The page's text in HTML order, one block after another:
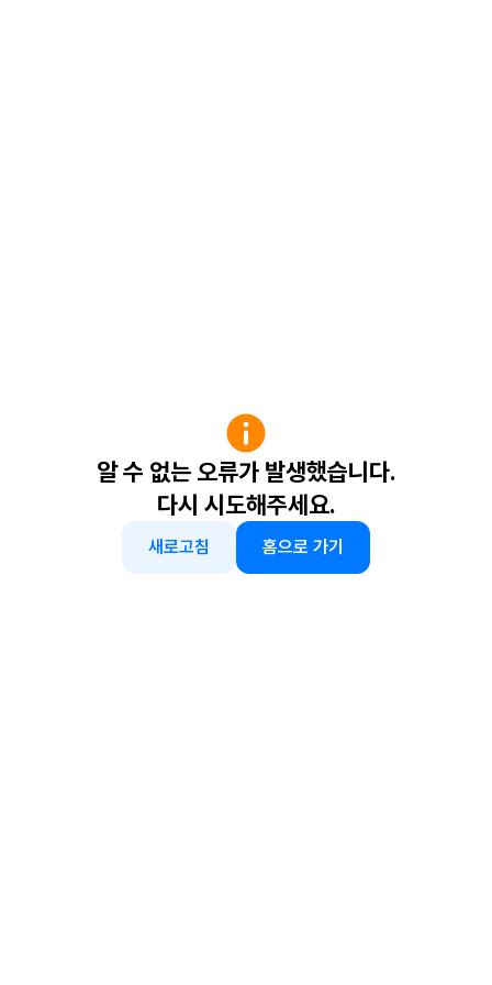
알 수 없는 오류가 발생했습니다.
다시 시도해주세요.
새로고침 홈으로 가기